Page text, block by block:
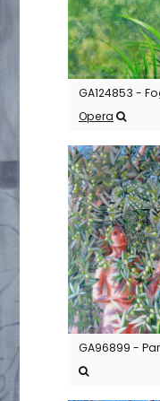
GA124853 -
Opera
GA96899 -